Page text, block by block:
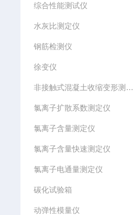
综合性能测试仪
水灰比测定仪
钢筋检测仪
徐变仪
非接触式混凝土收缩变形测定仪
氯离子扩散系数测定仪
氯离子含量测定仪
氯离子含量快速测定仪
氯离子电通量测定仪
碳化试验箱
动弹性模量仪